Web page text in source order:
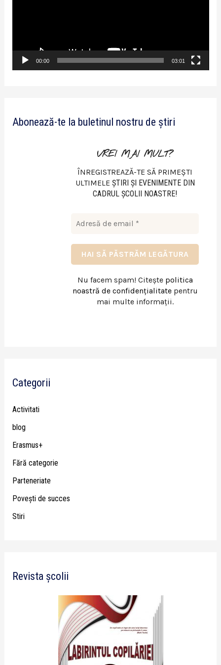
o
00:00 03:01
Abonează-te la buletinul nostru de știri
VREI MAI MULT?
ÎNREGISTREAZĂ-TE SĂ PRIMEȘTI
ULTIMELE ŞTIRI ŞI EVENIMENTE DIN
CADRUL ŞCOLII NOASTRE!
Nu facem spam! Citește politica
noastră de confidențialitatepentru
mai multe informații.
Categorii
Activitati
blog
Erasmus+
Fără categorie
Parteneriate
Poveşti de succes
Stiri
Revista școlii